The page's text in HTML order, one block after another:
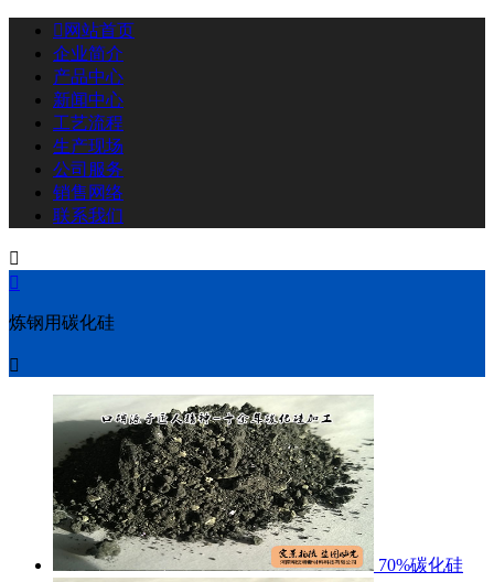
 网站首页
企业简介
产品中心
新闻中心
工艺流程
生产现场
公司服务
销售网络
联系我们


炼钢用碳化硅

70%碳化硅